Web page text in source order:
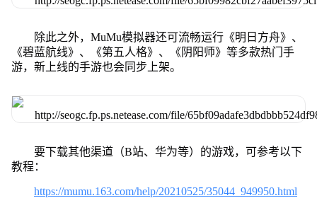
除此之外，MuMu模拟器还可流畅运行《明日方舟》、
《碧蓝航线》、《第五人格》、《阴阳师》等多款热门手
游，新上线的手游也会同步上架。
要下载其他渠道（B站、华为等）的游戏，可参考以下
教程：
https://mumu.163.com/help/20210525/35044_949950.html